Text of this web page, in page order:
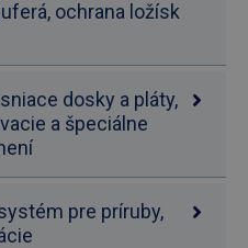
ochrana ložísk
dosky a pláty,
a špeciálne
pre príruby,